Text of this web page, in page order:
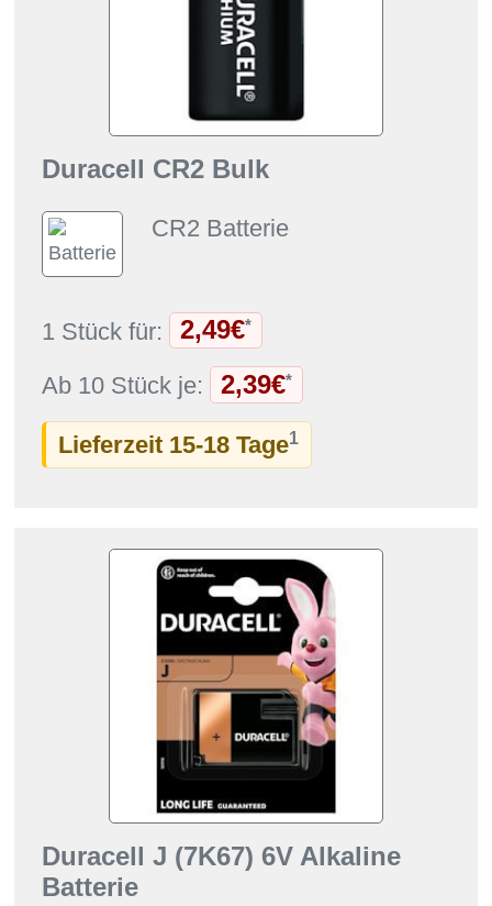
Duracell CR2 Bulk
CR2 Batterie
1 Stück für: 2,49€*
Ab 10 Stück je: 2,39€*
Lieferzeit 15-18 Tage1
Duracell J (7K67) 6V Alkaline
Batterie